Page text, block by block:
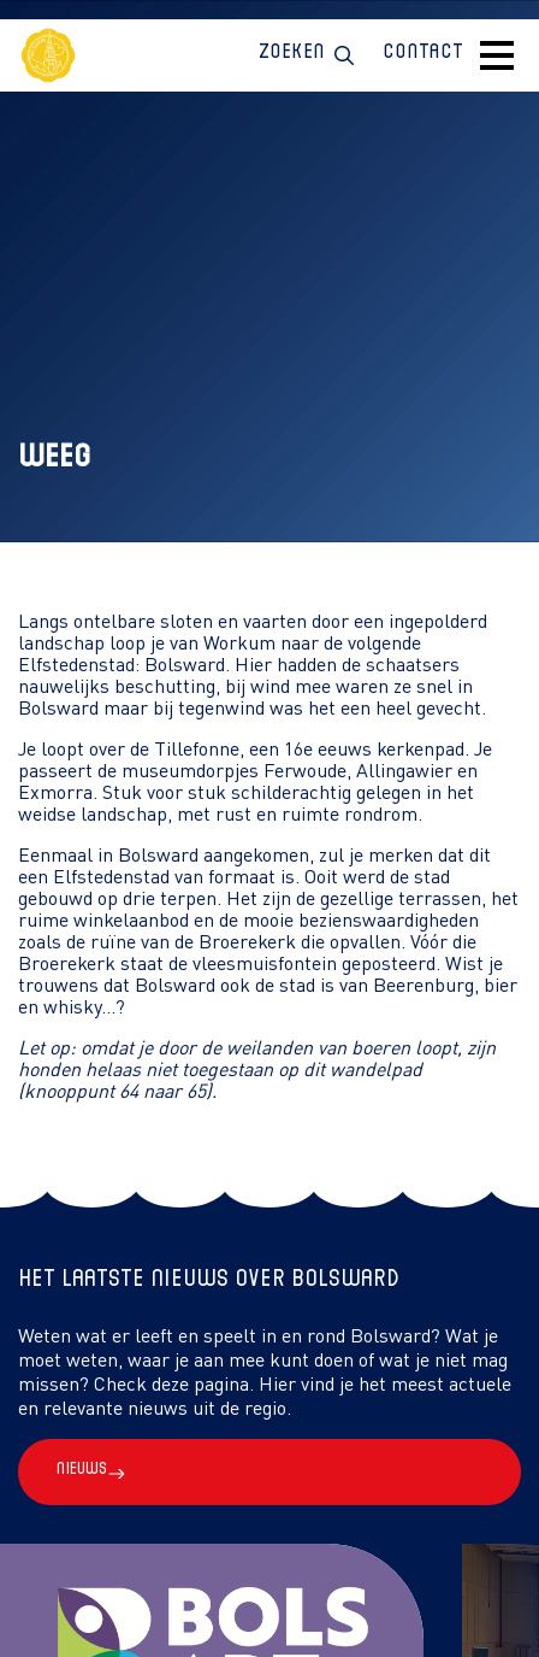
Zoeken Contact
weeg
Langs ontelbare sloten en vaarten door een ingepolderd
landschap loop je van Workum naar de volgende
Elfstedenstad: Bolsward. Hier hadden de schaatsers
nauwelijks beschutting, bij wind mee waren ze snel in
Bolsward maar bij tegenwind was het een heel gevecht.
Je loopt over de Tillefonne, een 16e eeuws kerkenpad. Je
passeert de museumdorpjes Ferwoude, Allingawier en
Exmorra. Stuk voor stuk schilderachtig gelegen in het
weidse landschap, met rust en ruimte rondrom.
Eenmaal in Bolsward aangekomen, zul je merken dat dit
een Elfstedenstad van formaat is. Ooit werd de stad
gebouwd op drie terpen. Het zijn de gezellige terrassen, het
ruime winkelaanbod en de mooie bezienswaardigheden
zoals de ruïne van de Broerekerk die opvallen. Vóór die
Broerekerk staat de vleesmuisfontein geposteerd. Wist je
trouwens dat Bolsward ook de stad is van Beerenburg, bier
en whisky…?
Let op: omdat je door de weilanden van boeren loopt, zijn
honden helaas niet toegestaan op dit wandelpad
(knooppunt 64 naar 65).
Het laatste nieuws over Bolsward
Weten wat er leeft en speelt in en rond Bolsward? Wat je
moet weten, waar je aan mee kunt doen of wat je niet mag
missen? Check deze pagina. Hier vind je het meest actuele
en relevante nieuws uit de regio.
Nieuws